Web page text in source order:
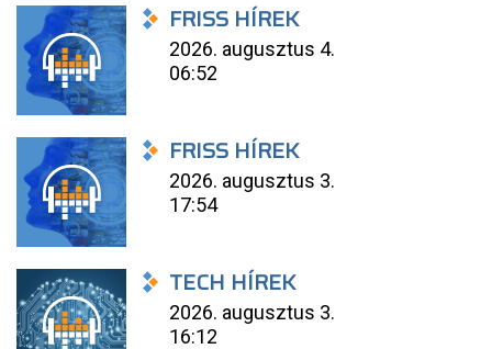
FRISS HÍREK
2026. augusztus 4.
06:52
FRISS HÍREK
2026. augusztus 3.
17:54
TECH HÍREK
2026. augusztus 3.
16:12